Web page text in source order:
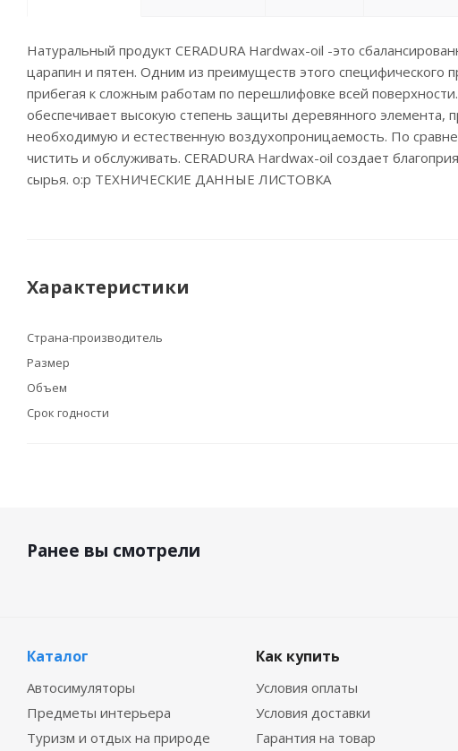
Натуральный продукт CERADURA Hardwax-oil -это
царапин и пятен. Одним из преимуществ этого специфического
прибегая к сложным работам по перешлифовке всей
обеспечивает высокую степень защиты деревянного элемента,
необходимую и естественную воздухопроницаемость. По
чистить и обслуживать. CERADURA Hardwax-oil создает
сырья. o:p ТЕХНИЧЕСКИЕ ДАННЫЕ ЛИСТОВКА
Характеристики
Страна-производитель
Размер
Объем
Срок годности
Ранее вы смотрели
Каталог
Автосимуляторы
Предметы интерьера
Туризм и отдых на природе
Как купить
Условия оплаты
Условия доставки
Гарантия на товар